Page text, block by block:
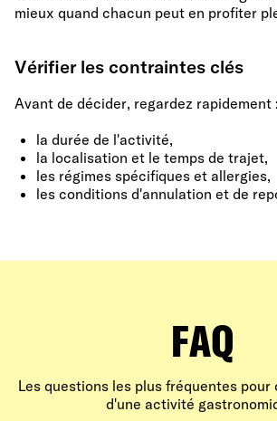
mieux quand chacun peut en profiter
Vérifier les contraintes clés
Avant de décider, regardez rapidement :
la durée de l'activité,
la localisation et le temps de trajet,
les régimes spécifiques et allergies,
les conditions d'annulation et de
FAQ
Les questions les plus fréquentes
d'une activité